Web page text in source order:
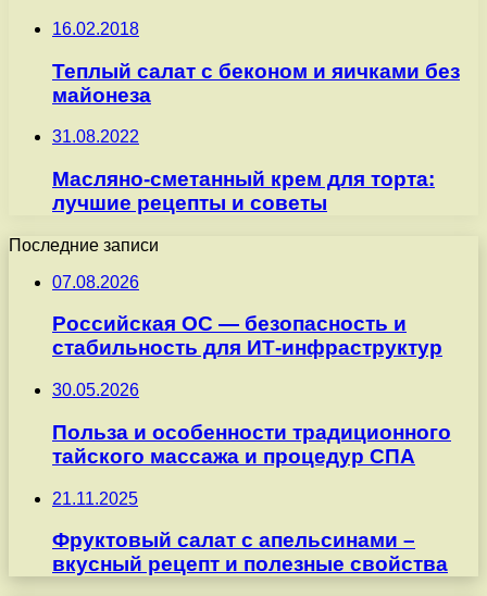
16.02.2018
Теплый салат с беконом и яичками без
майонеза
31.08.2022
Масляно-сметанный крем для торта:
лучшие рецепты и советы
Последние записи
07.08.2026
Российская ОС — безопасность и
стабильность для ИТ-инфраструктур
30.05.2026
Польза и особенности традиционного
тайского массажа и процедур СПА
21.11.2025
Фруктовый салат с апельсинами –
вкусный рецепт и полезные свойства